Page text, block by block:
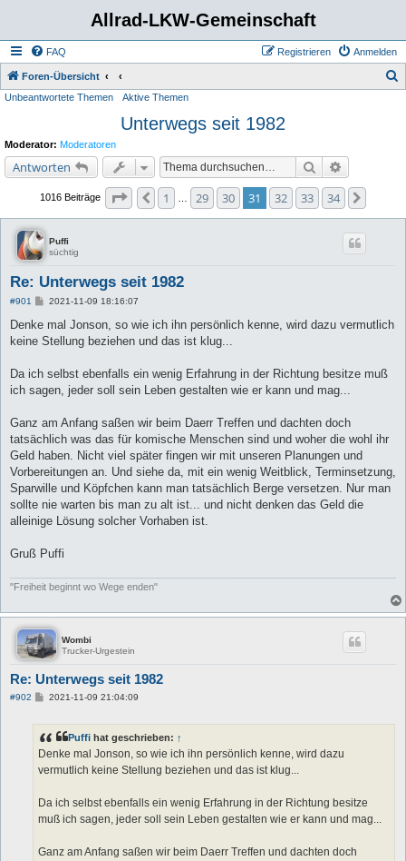
Allrad-LKW-Gemeinschaft
FAQ Anmelden
Registrieren
Foren-Übersicht
Unbeantwortete Themen Aktive Themen
Unterwegs seit 1982
Moderator: Moderatoren
Antworten Suche
1016 Beiträge Seite 31 34
Vorherige
1 29 30 31 32 33 34
Puffi
süchtig
Re: Unterwegs seit 1982
#901
B
r
2021-11-09 18:16:07
Denke mal Jonson, so wie ich ihn persönlich kenne, wird dazu vermutlich
keine Stellung beziehen und das ist klug...
Da ich selbst ebenfalls ein wenig Erfahrung in der Richtung besitze muß
ich sagen, jeder soll sein Leben gestalten wie er kann und mag...
Ganz am Anfang saßen wir beim Daerr Treffen und dachten doch
tatsächlich was das für komische Menschen sind und woher die wohl ihr
Geld haben. Nicht viel später fingen wir mit unseren Planungen und
Vorbereitungen an. Und siehe da, mit ein wenig Weitblick, Terminsetzung,
Sparwille und Köpfchen kann man tatsächlich Berge versetzen. Nur man
sollte nie warten bis man zu alt ist... und nicht denken das Geld die
alleinige Lösung solcher Vorhaben ist.
Gruß Puffi
"Freiheit beginnt wo Wege enden"
Wombi
Trucker-Urgestein
Re: Unterwegs seit 1982
#902
B
r
a
2021-11-09 21:04:09
Puffi hat geschrieben: ↑
Denke mal Jonson, so wie ich ihn persönlich kenne, wird dazu
vermutlich keine Stellung beziehen und das ist klug...
Da ich selbst ebenfalls ein wenig Erfahrung in der Richtung besitze
muß ich sagen, jeder soll sein Leben gestalten wie er kann und mag...
Ganz am Anfang saßen wir beim Daerr Treffen und dachten doch